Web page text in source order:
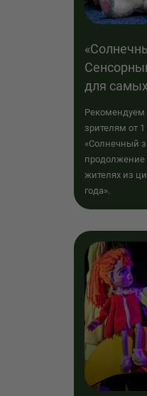
для
Рекомендуем
зрителям от 1
«Солнечный
продолжение
жителях из
года».